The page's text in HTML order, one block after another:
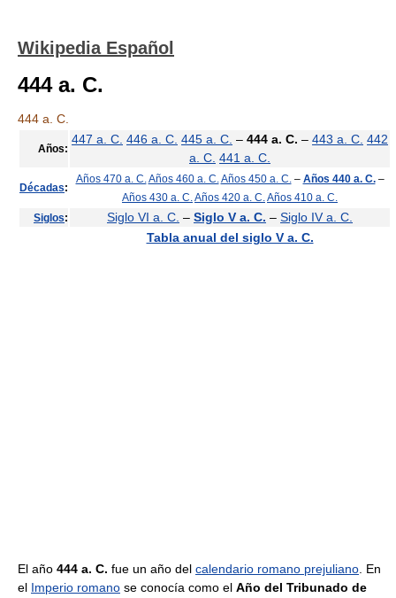
Wikipedia Español
444 a. C.
444 a. C.
Años:
447 a. C. 446 a. C. 445 a. C. – 444 a. C. – 443 a. C. 442
a. C. 441 a. C.
Décadas:
Años 470 a. C. Años 460 a. C. Años 450 a. C. – Años 440 a. C.–
Años 430 a. C. Años 420 a. C. Años 410 a. C.
Siglos: Siglo VI a. C. – Siglo V a. C. – Siglo IV a. C.
Tabla anual del siglo V a. C.
El año 444 a. C. fue un año del calendario romano prejuliano . En
el Imperio romano se conocía como el Año del Tribunado de